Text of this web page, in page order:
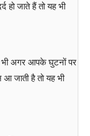
जाते हैं तो यह भी
भी अगर आपके घुटनों पर
आ जाती है तो यह भी